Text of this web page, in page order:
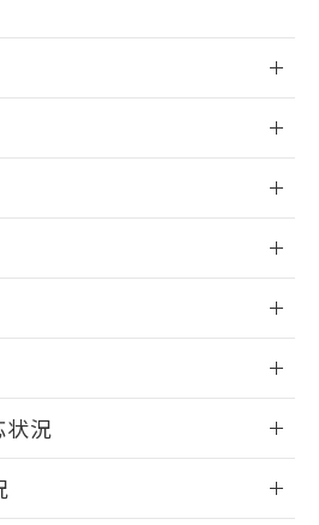
以上
よる影響
す。
状況
ださい。
に関して"
の「1.共同利
に記載されている法人を
物質）の非含有証明書
明書（当社基準）
遡って非含有を証明する
ん。
のフタル酸エステル類４
が混在することから備考
しておりました。
応品への在庫切替を完了
、特段のことがない限
日より割愛しておりま